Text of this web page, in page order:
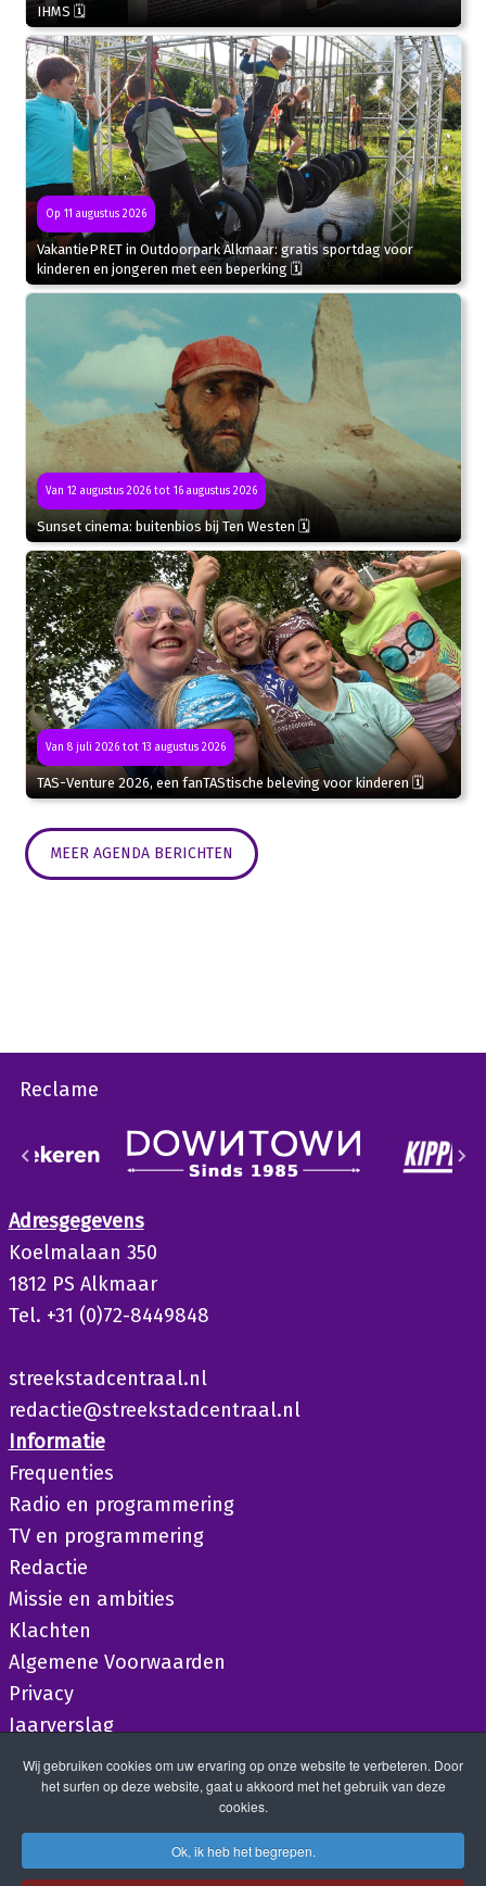
IHMS 🗓
Op 11 augustus 2026
VakantiePRET in Outdoorpark Alkmaar: gratis sportdag voor
kinderen en jongeren met een beperking 🗓
Van 12 augustus 2026 tot 16 augustus 2026
Sunset cinema: buitenbios bij Ten Westen 🗓
Van 8 juli 2026 tot 13 augustus 2026
TAS-Venture 2026, een fanTAStische beleving voor kinderen 🗓
MEER AGENDA BERICHTEN
Reclame
Adresgegevens
Koelmalaan 350
1812 PS Alkmaar
Tel. +31 (0)72-8449848
streekstadcentraal.nl
redactie@streekstadcentraal.nl
Informatie
Frequenties
Radio en programmering
TV en programmering
Redactie
Missie en ambities
Klachten
Algemene Voorwaarden
Privacy
Jaarverslag
Wij gebruiken cookies om uw ervaring op onze website te verbeteren. Door
het surfen op deze website, gaat u akkoord met het gebruik van deze
cookies.
Ok, ik heb het begrepen.